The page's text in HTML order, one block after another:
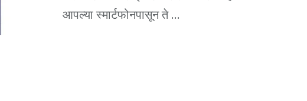
आपल्या स्मार्टफोनपासून ते ...